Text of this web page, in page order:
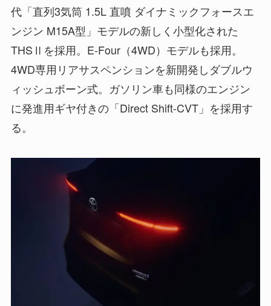
代「直列3気筒 1.5L 直噴 ダイナミックフォースエ
ンジン M15A型」モデルの新しく小型化された
THSⅡを採用。E-Four（4WD）モデルも採用。
4WD専用リアサスペンションを新開発しダブルウ
ィッシュボーン式。ガソリン車も同様のエンジン
に発進用ギヤ付きの「Direct Shift-CVT」を採用す
る。